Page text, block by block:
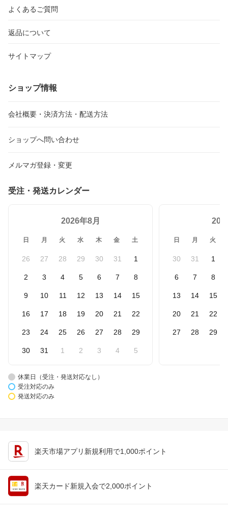
よくあるご質問
返品について
サイトマップ
ショップ情報
会社概要・決済方法・配送方法
ショップへ問い合わせ
メルマガ登録・変更
受注・発送カレンダー
2026年8月
日 月 火 水 木 金 土
26 27 28 29 30 31 1
2 3 4 5 6 7 8
9 10 11 12 13 14 15
16 17 18 19 20 21 22
23 24 25 26 27 28 29
30 31 1 2 3 4 5
日 月 火
30 31 1
6 7 8
13 14 15
20 21 22
27 28 29
休業日（受注・発送対応なし）
受注対応のみ
発送対応のみ
楽天市場アプリ新規利用で1,000ポイント
楽天カード新規入会で2,000ポイント